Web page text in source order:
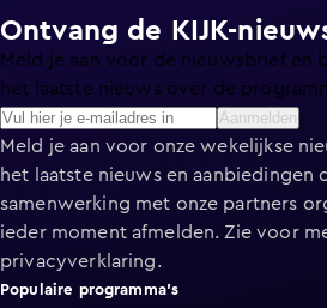
Ontvang de KIJK-
Meld je aan voor de nieuwsbrief en
het laatste nieuws over de
Aanmelden
Meld je aan voor onze wekelijkse
het laatste nieuws en aanbiedingen
samenwerking met onze partners
ieder moment afmelden. Zie voor
privacyverklaring.
Populaire programma's